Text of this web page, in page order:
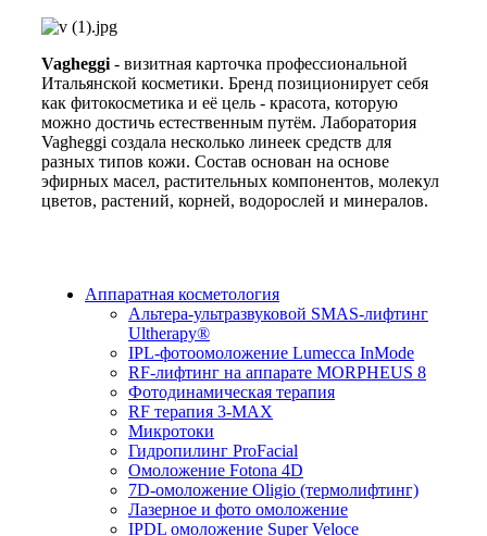
Аппаратная косметология
Альтера-ультразвуковой SMAS-лифтинг
Ultherapy®
IPL-фотоомоложение Lumecca InMode
RF-лифтинг на аппарате MORPHEUS 8
Фотодинамическая терапия
RF терапия 3-MAX
Микротоки
Гидропилинг ProFacial
Омоложение Fotona 4D
7D-омоложение Oligio (термолифтинг)
Лазерное и фото омоложение
IPDL омоложение Super Veloce
Vagheggi - визитная карточка профессиональной
Итальянской косметики. Бренд позиционирует себя
как фитокосметика и её цель - красота, которую
можно достичь естественным путём. Лаборатория
Vagheggi создала несколько линеек средств для
разных типов кожи. Состав основан на основе
эфирных масел, растительных компонентов, молекул
цветов, растений, корней, водорослей и минералов.